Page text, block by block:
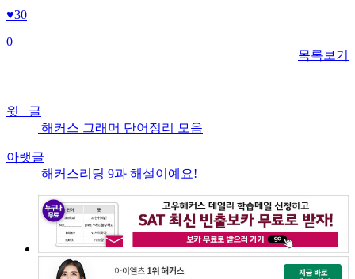
♥30
목록보기
0
윗 글
해커스 그래머 단어정리 모음
아랫글
해커스리딩 9과 해설이예요!